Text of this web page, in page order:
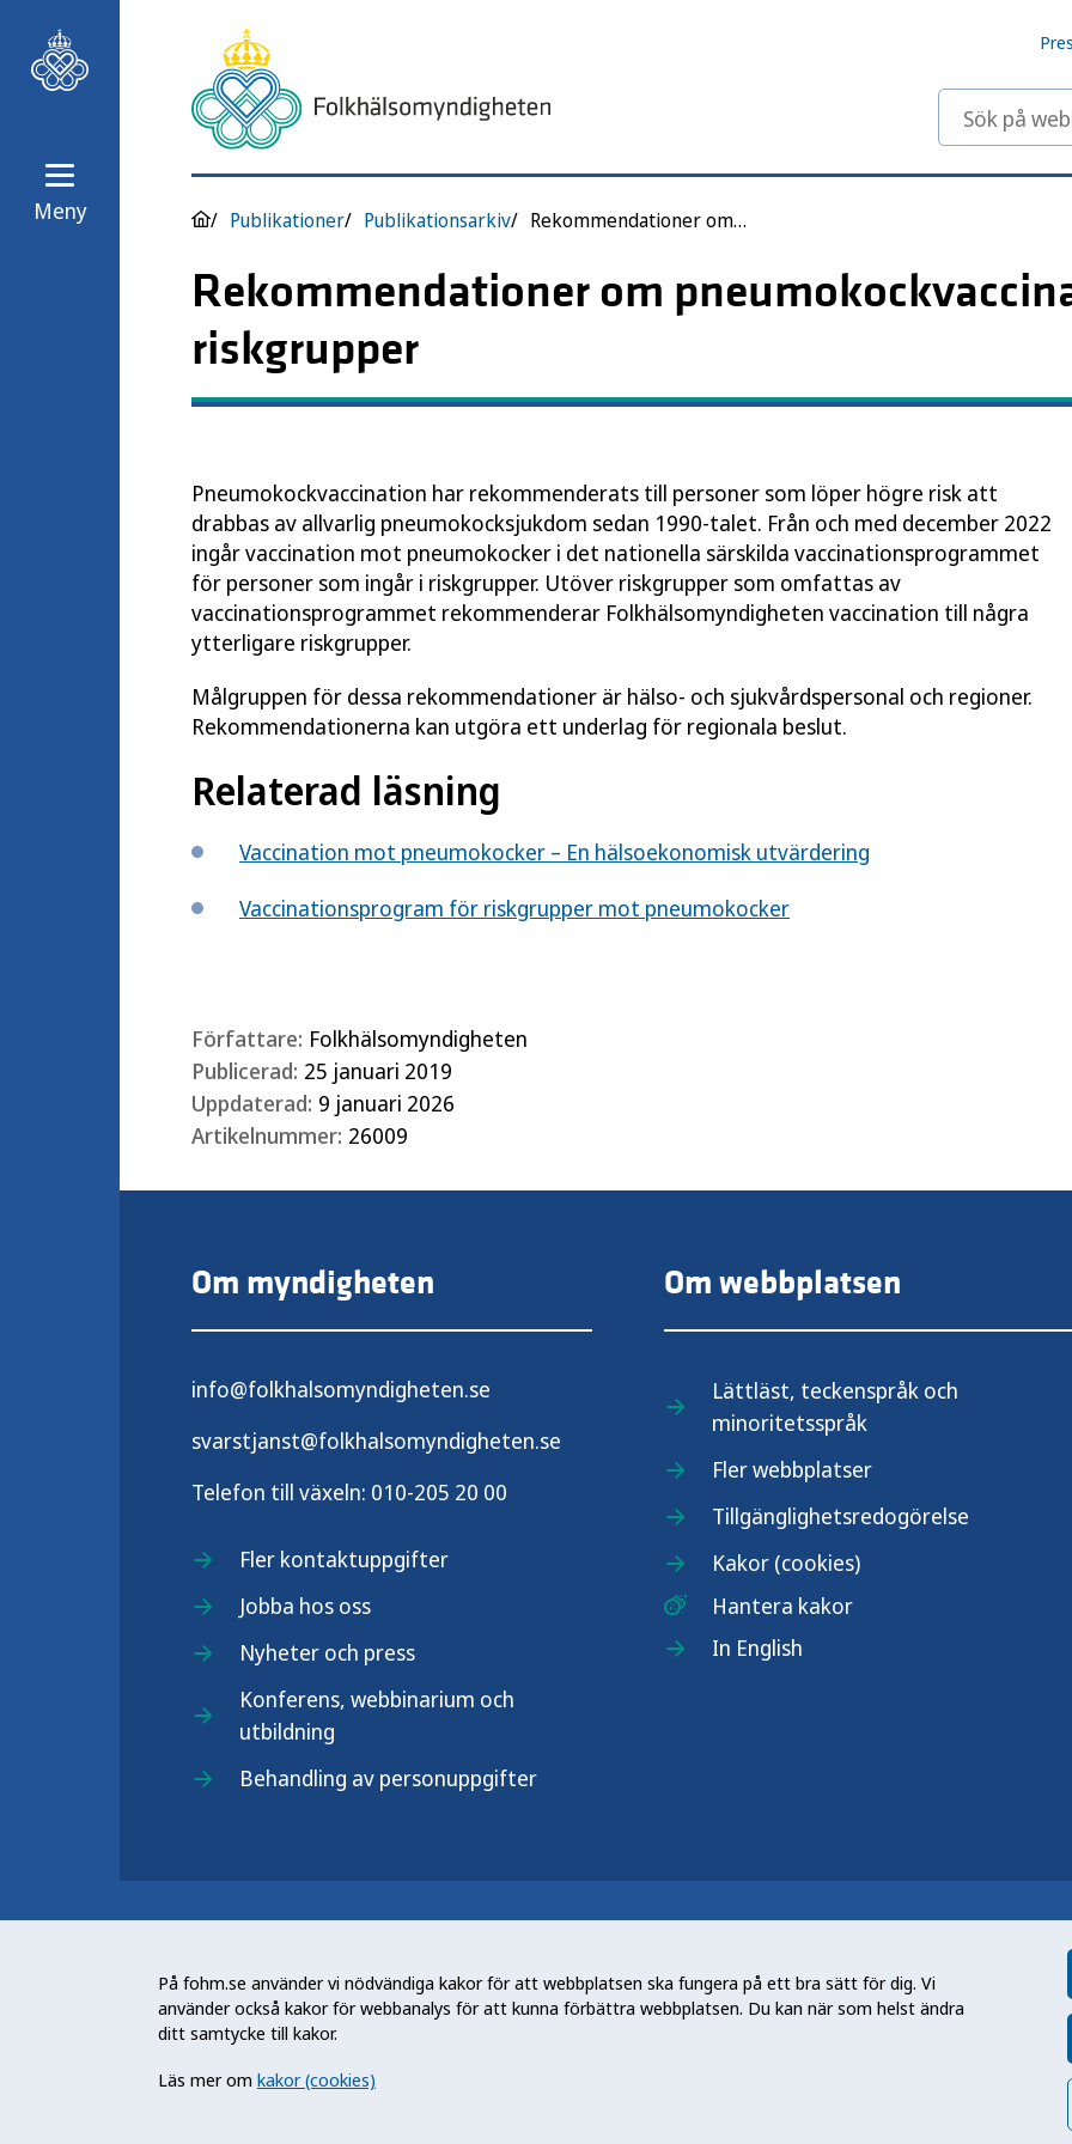
På fohm.se använder vi nödvändiga kakor för att webbplatsen ska fungera på ett bra sätt för dig. Vi
använder också kakor för webbanalys för att kunna förbättra webbplatsen. Du kan när som helst ändra
ditt samtycke till kakor.
Läs mer om kakor (cookies)
Meny
Sök på
Publikationer Publikationsarkiv Rekommendationer om pneumokockvaccination till riskgrupper
Rekommendationer om
riskgrupper
Pneumokockvaccination har rekommenderats till personer som löper högre risk att
drabbas av allvarlig pneumokocksjukdom sedan 1990-talet. Från och med december 2022
ingår vaccination mot pneumokocker i det nationella särskilda vaccinationsprogrammet
för personer som ingår i riskgrupper. Utöver riskgrupper som omfattas av
vaccinationsprogrammet rekommenderar Folkhälsomyndigheten vaccination till några
ytterligare riskgrupper.
Målgruppen för dessa rekommendationer är hälso- och sjukvårdspersonal och regioner.
Rekommendationerna kan utgöra ett underlag för regionala beslut.
Relaterad läsning
Vaccination mot pneumokocker – En hälsoekonomisk utvärdering
Vaccinationsprogram för riskgrupper mot pneumokocker
Författare: Folkhälsomyndigheten
Publicerad: 25 januari 2019
Uppdaterad: 9 januari 2026
Artikelnummer: 26009
Om myndigheten
info@folkhalsomyndigheten.se
svarstjanst@folkhalsomyndigheten.se
Telefon till växeln: 010-205 20 00
Fler kontaktuppgifter
Jobba hos oss
Nyheter och press
Konferens, webbinarium och
utbildning
Behandling av personuppgifter
Om webbplatsen
Lättläst, teckenspråk och
minoritetsspråk
Fler webbplatser
Tillgänglighetsredogörelse
Kakor (cookies)
Hantera kakor
In English
arbetar för en bättre folkhälsa. Det gör myndigheten genom att utveckla
och stödja samhällets arbete med att främja hälsa, förebygga ohälsa och
skydda mot hälsohot. Vår vision är en folkhälsa som stärker samhällets